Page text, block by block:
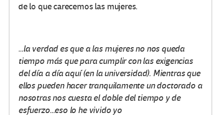
de lo que carecemos las mujeres.
…la verdad es que a las mujeres no nos queda
tiempo más que para cumplir con las exigencias
del día a día aquí (en la universidad). Mientras que
ellos pueden hacer tranquilamente un doctorado a
nosotras nos cuesta el doble del tiempo y de
esfuerzo…eso lo he vivido yo